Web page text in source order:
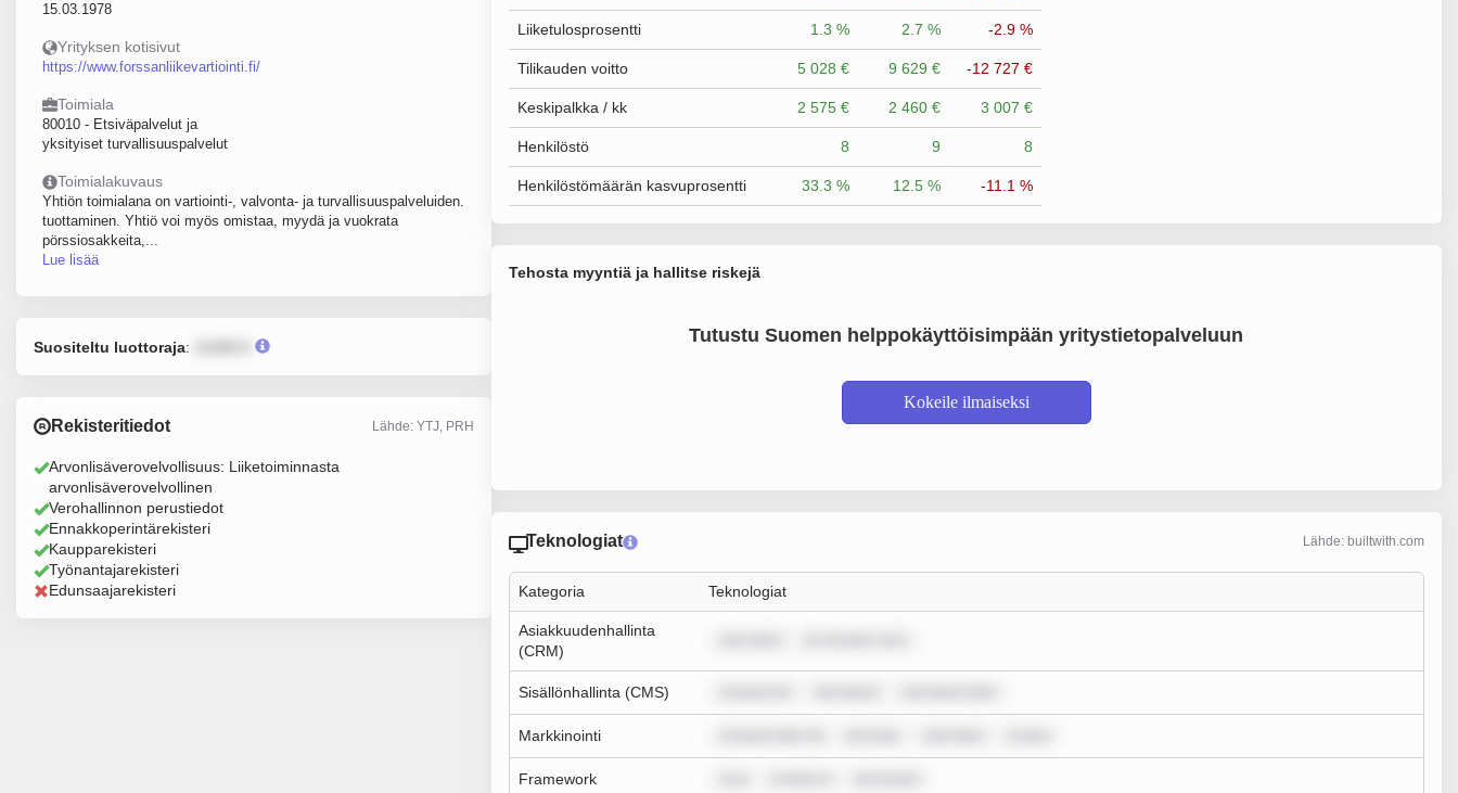
15.03.1978
Yrityksen kotisivut
https://www.forssanliikevartiointi.fi/
Toimiala
80010 - Etsiväpalvelut ja
yksityiset turvallisuuspalvelut
Toimialakuvaus
Yhtiön toimialana on vartiointi-, valvonta- ja turvallisuuspalveluiden.
tuottaminen. Yhtiö voi myös omistaa, myydä ja vuokrata
pörssiosakkeita,...
Lue lisää
Suositeltu luottoraja:
Rekisteritiedot Lähde: YTJ, PRH
Arvonlisäverovelvollisuus: Liiketoiminnasta
arvonlisäverovelvollinen
Verohallinnon perustiedot
Ennakkoperintärekisteri
Kaupparekisteri
Työnantajarekisteri
Edunsaajarekisteri
Liiketulosprosentti 1.3 % 2.7 % -2.9 %
Tilikauden voitto 5 028 € 9 629 € -12 727 €
Keskipalkka / kk 2 575 € 2 460 € 3 007 €
Henkilöstö 8 9 8
Henkilöstömäärän kasvuprosentti 33.3 % 12.5 % -11.1 %
Tehosta myyntiä ja hallitse riskejä
Tutustu Suomen helppokäyttöisimpään yritystietopalveluun
Kokeile ilmaiseksi
Teknologiat Lähde: builtwith.com
Kategoria Teknologiat
Asiakkuudenhallinta
(CRM)
Sisällönhallinta (CMS)
Markkinointi
Framework